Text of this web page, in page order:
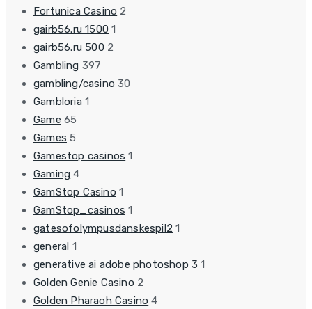
Fortunica Casino 2
gairb56.ru 1500 1
gairb56.ru 500 2
Gambling 397
gambling/casino 30
Gambloria 1
Game 65
Games 5
Gamestop casinos 1
Gaming 4
GamStop Casino 1
GamStop_casinos 1
gatesofolympusdanskespil2 1
general 1
generative ai adobe photoshop 3 1
Golden Genie Casino 2
Golden Pharaoh Casino 4